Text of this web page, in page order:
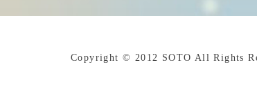
Copyright © 2012 SOTO All Rights